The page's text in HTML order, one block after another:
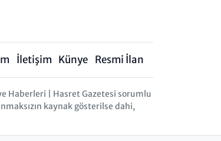
İletişim Künye Resmi İlan
Haberleri | Hasret Gazetesi sorumlu
kaynak gösterilse dahi,